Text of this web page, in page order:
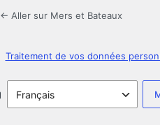
← Aller sur Mers et Bateaux
Traitement de vos données
Langue